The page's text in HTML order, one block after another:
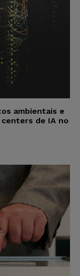
ambientais e
de IA no